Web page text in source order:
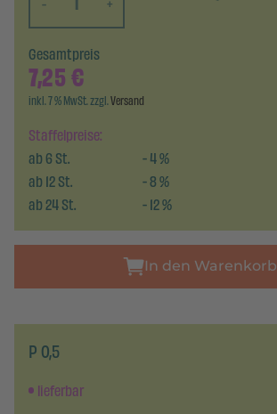
-
+
Staffelpreise:
ab6St. -4%
ab12St. -8%
ab24St. -12%
Gesamtpreis
7,25€
inkl. 7 % MwSt. zzgl.Versand
In den Warenkorb
P 0,5
lieferbar